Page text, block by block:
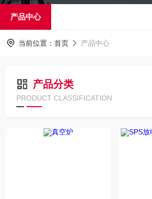
产品中心
当前位置： 首页 产品中心
产品分类
PRODUCT CLASSIFICATION